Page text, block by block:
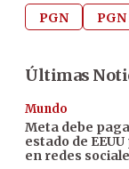
PGN PGN
Últimas
Mundo
Meta debe
estado de
en redes